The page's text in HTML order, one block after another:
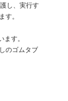
し、実行す
す。
す。
のゴムタブ